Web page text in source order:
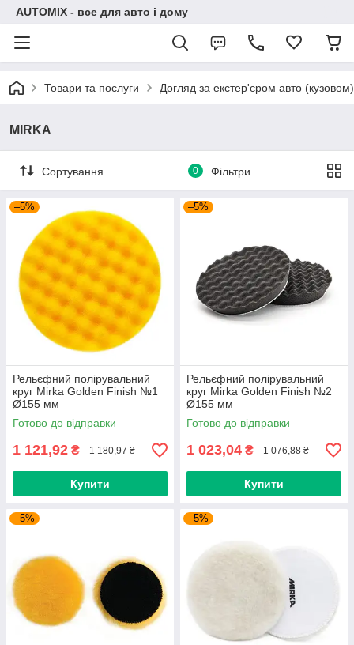
AUTOMIX - все для авто і дому
Товари та послуги Догляд за екстер'єром авто (кузовом)
MIRKA
Сортування 0 Фільтри
–5%
Рельєфний полірувальний
круг Mirka Golden Finish №1
Ø155 мм
Готово до відправки
1 121,92 ₴ 1 180,97 ₴
Купити
–5%
Рельєфний полірувальний
круг Mirka Golden Finish №2
Ø155 мм
Готово до відправки
1 023,04 ₴ 1 076,88 ₴
Купити
–5% –5%